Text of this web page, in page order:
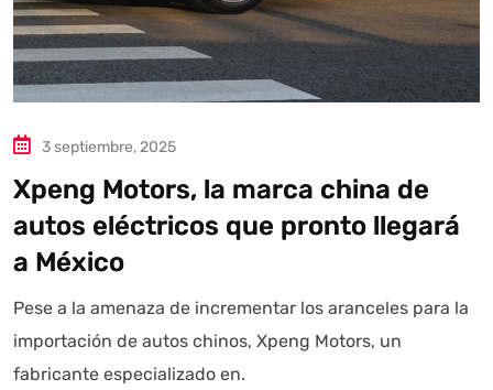
3 septiembre, 2025
Xpeng Motors, la marca china de
autos eléctricos que pronto llegará
a México
Pese a la amenaza de incrementar los aranceles para la
importación de autos chinos, Xpeng Motors, un
fabricante especializado en.